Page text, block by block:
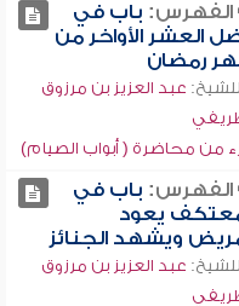
الفهرس: باب في
العشر الأواخر من
رمضان
للشيخ: عبد العزيز بن مرزوق
من محاضرة ( أبواب الصيام)
الفهرس: باب في
يعود
ويشهد الجنائز
للشيخ: عبد العزيز بن مرزوق